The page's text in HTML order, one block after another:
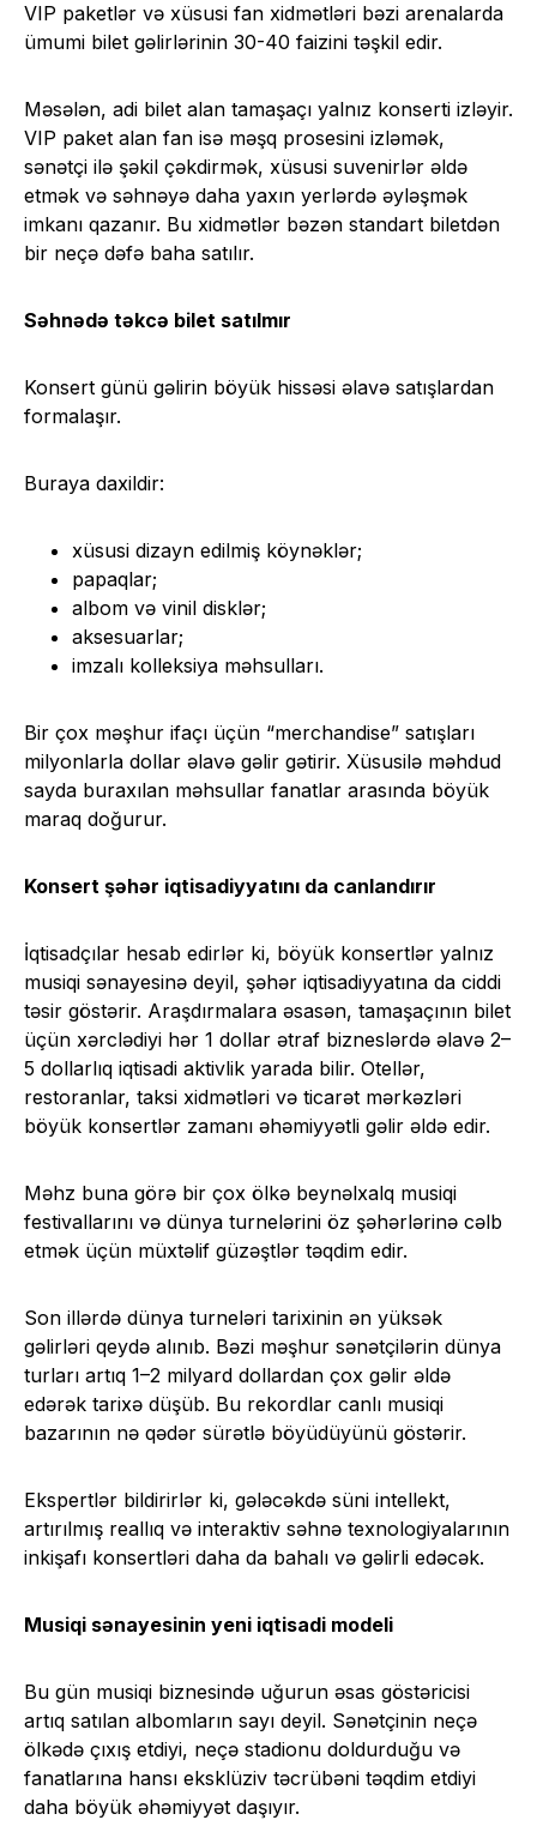
VIP paketlər və xüsusi fan xidmətləri bəzi arenalarda
ümumi bilet gəlirlərinin 30-40 faizini təşkil edir.
Məsələn, adi bilet alan tamaşaçı yalnız konserti izləyir.
VIP paket alan fan isə məşq prosesini izləmək,
sənətçi ilə şəkil çəkdirmək, xüsusi suvenirlər əldə
etmək və səhnəyə daha yaxın yerlərdə əyləşmək
imkanı qazanır. Bu xidmətlər bəzən standart biletdən
bir neçə dəfə baha satılır.
Səhnədə təkcə bilet satılmır
Konsert günü gəlirin böyük hissəsi əlavə satışlardan
formalaşır.
Buraya daxildir:
xüsusi dizayn edilmiş köynəklər;
papaqlar;
albom və vinil disklər;
aksesuarlar;
imzalı kolleksiya məhsulları.
Bir çox məşhur ifaçı üçün “merchandise” satışları
milyonlarla dollar əlavə gəlir gətirir. Xüsusilə məhdud
sayda buraxılan məhsullar fanatlar arasında böyük
maraq doğurur.
Konsert şəhər iqtisadiyyatını da canlandırır
İqtisadçılar hesab edirlər ki, böyük konsertlər yalnız
musiqi sənayesinə deyil, şəhər iqtisadiyyatına da ciddi
təsir göstərir. Araşdırmalara əsasən, tamaşaçının bilet
üçün xərclədiyi hər 1 dollar ətraf bizneslərdə əlavə 2–
5 dollarlıq iqtisadi aktivlik yarada bilir. Otellər,
restoranlar, taksi xidmətləri və ticarət mərkəzləri
böyük konsertlər zamanı əhəmiyyətli gəlir əldə edir.
Məhz buna görə bir çox ölkə beynəlxalq musiqi
festivallarını və dünya turnelərini öz şəhərlərinə cəlb
etmək üçün müxtəlif güzəştlər təqdim edir.
Son illərdə dünya turneləri tarixinin ən yüksək
gəlirləri qeydə alınıb. Bəzi məşhur sənətçilərin dünya
turları artıq 1–2 milyard dollardan çox gəlir əldə
edərək tarixə düşüb. Bu rekordlar canlı musiqi
bazarının nə qədər sürətlə böyüdüyünü göstərir.
Ekspertlər bildirirlər ki, gələcəkdə süni intellekt,
artırılmış reallıq və interaktiv səhnə texnologiyalarının
inkişafı konsertləri daha da bahalı və gəlirli edəcək.
Musiqi sənayesinin yeni iqtisadi modeli
Bu gün musiqi biznesində uğurun əsas göstəricisi
artıq satılan albomların sayı deyil. Sənətçinin neçə
ölkədə çıxış etdiyi, neçə stadionu doldurduğu və
fanatlarına hansı eksklüziv təcrübəni təqdim etdiyi
daha böyük əhəmiyyət daşıyır.